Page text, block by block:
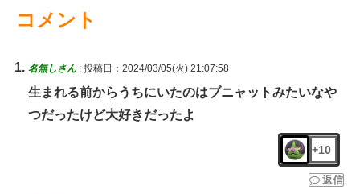
コメント
名無しさん : 投稿日：2024/03/05(火) 21:07:58
生まれる前からうちにいたのはブニャットみたいなや
つだったけど大好きだったよ
+10
返信